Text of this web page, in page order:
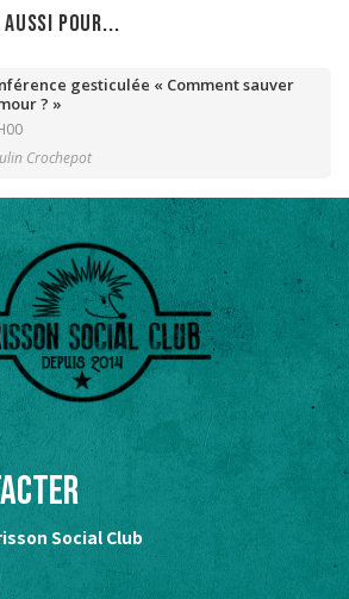
pour...
gesticulée « Comment sauver
? »
Crochepot
Social Club